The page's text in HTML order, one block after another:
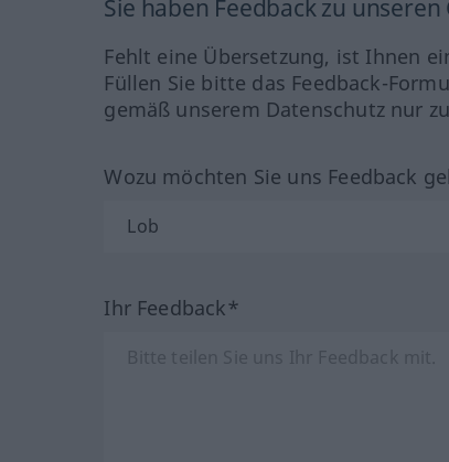
Sie haben Feedback zu
Fehlt eine Übersetzung, ist Ihnen
Füllen Sie bitte das Feedback-
gemäß unserem Datenschutz nur
Wozu möchten Sie uns Feedback
Ihr Feedback*